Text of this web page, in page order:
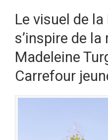
Le visuel de
s’inspire de la
Madeleine
Carrefour